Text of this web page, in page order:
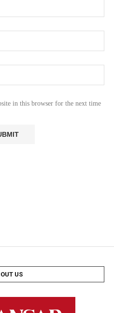
in this browser for the next time
US